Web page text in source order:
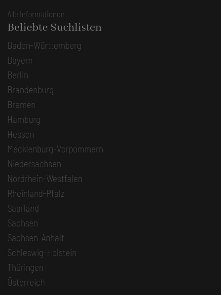
Alle Informationen
Beliebte Suchlisten
Baden-Württemberg
Bayern
Berlin
Brandenburg
Bremen
Hamburg
Hessen
Mecklenburg-Vorpommern
Niedersachsen
Nordrhein-Westfalen
Rheinland-Pfalz
Saarland
Sachsen
Sachsen-Anhalt
Schleswig-Holstein
Thüringen
Österreich